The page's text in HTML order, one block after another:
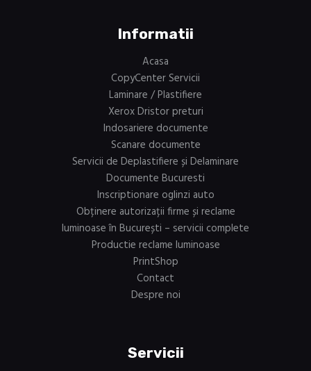
Informatii
Acasa
CopyCenter Servicii
Laminare / Plastifiere
Xerox Dristor preturi
Indosariere documente
Scanare documente
Servicii de Deplastifiere și Delaminare
Documente Bucuresti
Inscriptionare oglinzi auto
Obținere autorizații firme și reclame
luminoase în București – servicii complete
Productie reclame luminoase
PrintShop
Contact
Despre noi
Servicii